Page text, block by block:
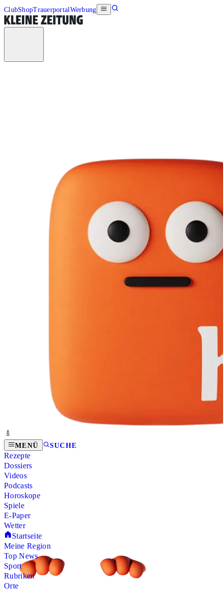
ClubShopTrauerportalWerbung
MENÜ SUCHE
Rezepte
Dossiers
Videos
Podcasts
Horoskope
Spiele
E-Paper
Wetter
Startseite
Meine Region
Top News
Sport
Rubriken
Orte